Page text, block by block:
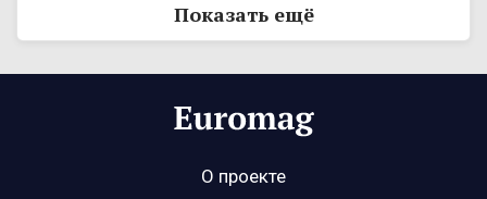
Показать ещё
О проекте